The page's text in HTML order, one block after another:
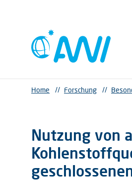
Home // Forschung //
Nutzung von